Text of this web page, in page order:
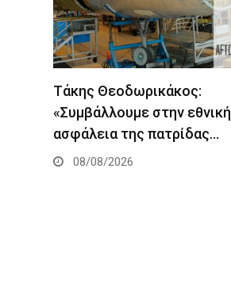
Τάκης Θεοδωρικάκος:
«Συμβάλλουμε στην εθνική
ασφάλεια της πατρίδας…
08/08/2026